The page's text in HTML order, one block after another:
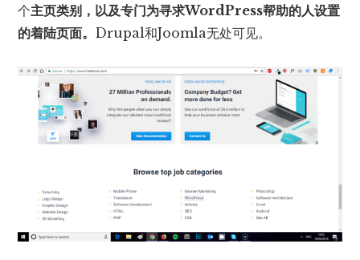
个主页类别，以及专门为寻求WordPress帮助的人设置
的着陆页面。 Drupal和Joomla无处可见。